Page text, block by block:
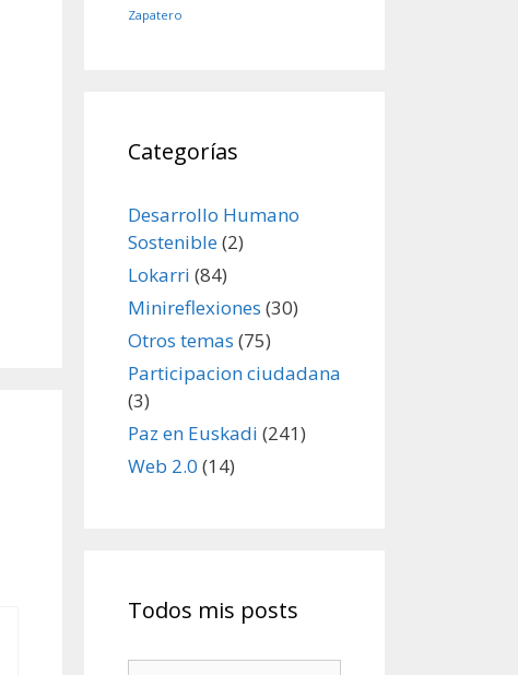
Zapatero
Categorías
Desarrollo Humano
Sostenible(2)
Lokarri (84)
Minireflexiones (30)
Otros temas (75)
Participacion ciudadana
(3)
Paz en Euskadi (241)
Web 2.0 (14)
Todos mis posts